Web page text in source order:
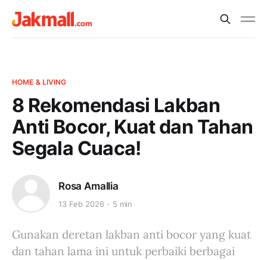
HOME & LIVING
8 Rekomendasi Lakban
Anti Bocor, Kuat dan Tahan
Segala Cuaca!
Rosa Amallia
13 Feb 2026 5 min
Gunakan deretan lakban anti bocor yang kuat
dan tahan lama ini untuk perbaiki berbagai